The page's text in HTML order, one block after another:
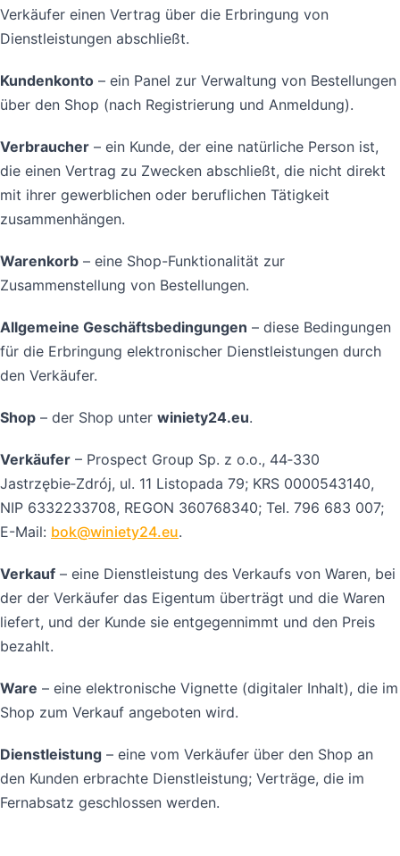
Verkäufer einen Vertrag über die Erbringung von
Dienstleistungen abschließt.
Kundenkonto – ein Panel zur Verwaltung von Bestellungen
über den Shop (nach Registrierung und Anmeldung).
Verbraucher – ein Kunde, der eine natürliche Person ist,
die einen Vertrag zu Zwecken abschließt, die nicht direkt
mit ihrer gewerblichen oder beruflichen Tätigkeit
zusammenhängen.
Warenkorb – eine Shop-Funktionalität zur
Zusammenstellung von Bestellungen.
Allgemeine Geschäftsbedingungen – diese Bedingungen
für die Erbringung elektronischer Dienstleistungen durch
den Verkäufer.
Shop – der Shop unter winiety24.eu.
Verkäufer – Prospect Group Sp. z o.o., 44‑330
Jastrzębie‑Zdrój, ul. 11 Listopada 79; KRS 0000543140,
NIP 6332233708, REGON 360768340; Tel. 796 683 007;
E-Mail: bok@winiety24.eu.
Verkauf – eine Dienstleistung des Verkaufs von Waren, bei
der der Verkäufer das Eigentum überträgt und die Waren
liefert, und der Kunde sie entgegennimmt und den Preis
bezahlt.
Ware – eine elektronische Vignette (digitaler Inhalt), die im
Shop zum Verkauf angeboten wird.
Dienstleistung – eine vom Verkäufer über den Shop an
den Kunden erbrachte Dienstleistung; Verträge, die im
Fernabsatz geschlossen werden.